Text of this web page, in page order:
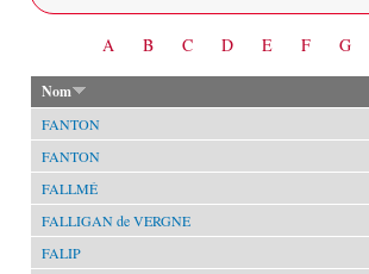
A B C D E F G
Nom
FANTON
FANTON
FALLMÉ
FALLIGAN de VERGNE
FALIP